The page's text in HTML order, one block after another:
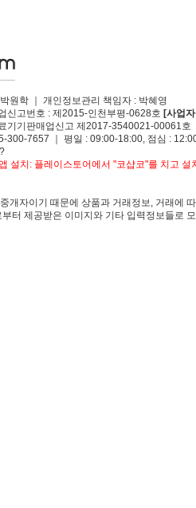
원학 ｜ 개인정보관리 책임자 : 박혜영
신고번호 : 제2015-인천부평-0628호 [사업
기기판매업신고 제2017-3540021-00061호
300-7657 ｜ 평일 : 09:00-18:00, 점심 :
설치: 플레이스토어에서 "코샵코"를 치고 설
개자이기 때문에 상품과 거래정보, 거래에
터 제공받은 이미지와 기타 입력정보들로